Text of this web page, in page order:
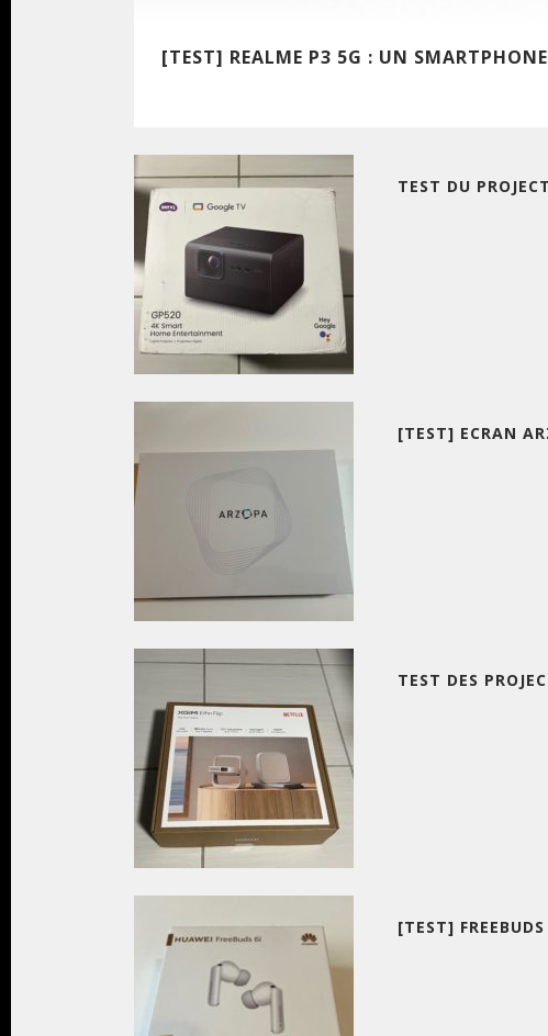
[TEST] REALME P3 5G : UN
TEST DU
[TEST] ECRAN
TEST DES
[TEST]